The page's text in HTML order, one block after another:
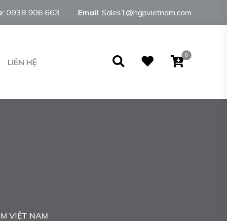
: 0938 906 663 Email: Sales1@hgpvietnam.com
LIÊN HỆ
0
VIỆT NAM